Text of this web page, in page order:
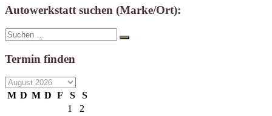
Autowerkstatt suchen (Marke/Ort):
Suche
nach:
Suchen
Termin finden
M D M D F S
S
1
2